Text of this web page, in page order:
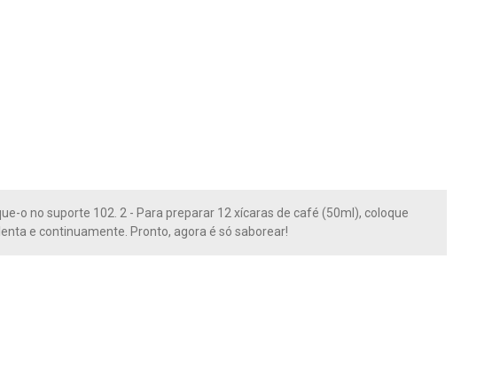
o no suporte 102. 2 - Para preparar 12 xícaras de café (50ml), coloque
e continuamente. Pronto, agora é só saborear!